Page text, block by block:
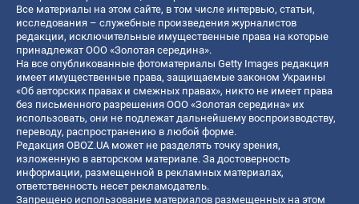
Все материалы на этом сайте, в том числе интервью, статьи,
исследования – служебные произведения журналистов
редакции, исключительные имущественные права на которые
принадлежат ООО «Золотая середина».
На все опубликованные фотоматериалы Getty Images редакция
имеет имущественные права, защищаемые законом Украины
«Об авторских правах и смежных правах», никто не имеет права
без письменного разрешения ООО «Золотая середина» их
использовать, они не подлежат дальнейшему воспроизводству,
переводу, распространению в любой форме.
Редакция OBOZ.UA может не разделять точку зрения,
изложенную в авторском материале. За достоверность
информации, размещенной в рекламных материалах,
ответственность несет рекламодатель.
Запрещено использование материалов размещенных на этом